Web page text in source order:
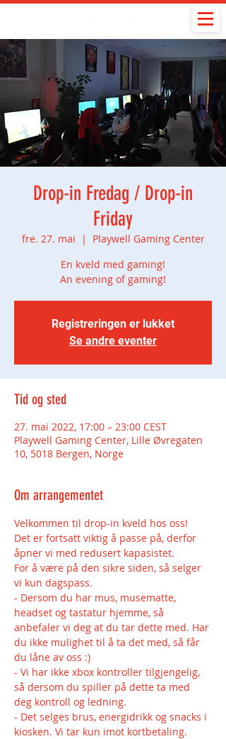
Drop-in Fredag / Drop-in
Friday
fre. 27. mai
  |
Playwell Gaming Center
En kveld med gaming!
An evening of gaming!
Registreringen er lukket
Se andre eventer
Tid og sted
27. mai 2022, 17:00 – 23:00 CEST
Playwell Gaming Center, Lille Øvregaten
10, 5018 Bergen, Norge
Om arrangementet
Velkommen til drop-in kveld hos oss!
Det er fortsatt viktig å passe på, derfor
åpner vi med redusert kapasistet.
For å være på den sikre siden, så selger
vi kun dagspass.
- Dersom du har mus, musematte,
headset og tastatur hjemme, så
anbefaler vi deg at du tar dette med. Har
du ikke mulighet til å ta det med, så får
du låne av oss :)
- Vi har ikke xbox kontroller tilgjengelig,
så dersom du spiller på dette ta med
deg kontroll og ledning.
- Det selges brus, energidrikk og snacks i
kiosken. Vi tar kun imot kortbetaling.